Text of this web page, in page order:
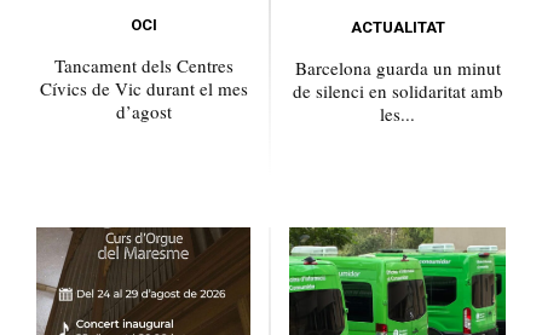
OCI
Tancament dels Centres
Cívics de Vic durant el mes
d’agost
ACTUALITAT
Barcelona guarda un minut
de silenci en solidaritat amb
les...